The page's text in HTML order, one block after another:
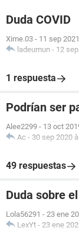
Duda COVID
Xime.03 - 11 sep
ladeumun - 12
1 respuesta
Podrían ser
Alee2299 - 13 oct
Ac - 30 sep 2020
49 respuestas
Duda sobre
Lola56291 - 23 ene
LexYt - 23 ene